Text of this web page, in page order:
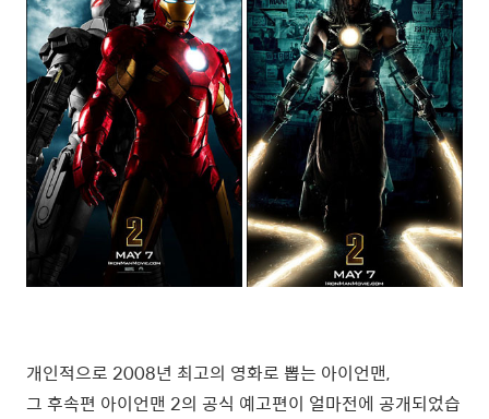
개인적으로 2008년 최고의 영화로 뽑는 아이언맨,
그 후속편 아이언맨 2의 공식 예고편이 얼마전에 공개되었습